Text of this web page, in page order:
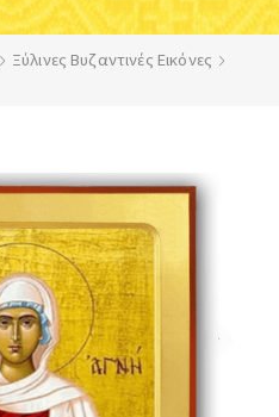
Ξύλινες Βυζαντινές Εικόνες